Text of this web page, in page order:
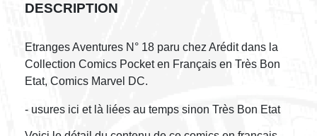
DESCRIPTION
Etranges Aventures N° 18 paru chez Arédit dans la
Collection Comics Pocket en Français en Très Bon
Etat, Comics Marvel DC.
- usures ici et là liées au temps sinon Très Bon Etat